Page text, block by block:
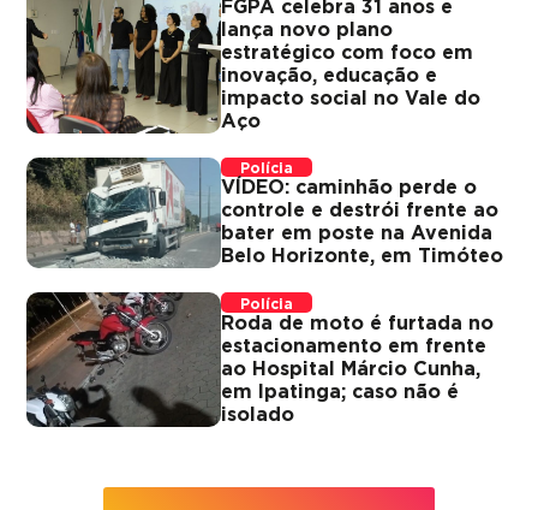
FGPA celebra 31 anos e
lança novo plano
estratégico com foco em
inovação, educação e
impacto social no Vale do
Aço
Polícia
VÍDEO: caminhão perde o
controle e destrói frente ao
bater em poste na Avenida
Belo Horizonte, em Timóteo
Polícia
Roda de moto é furtada no
estacionamento em frente
ao Hospital Márcio Cunha,
em Ipatinga; caso não é
isolado